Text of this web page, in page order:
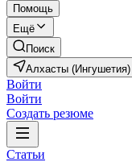
Помощь
Ещё
Поиск
Алхасты (Ингушетия)
Войти
Войти
Создать резюме
Статьи